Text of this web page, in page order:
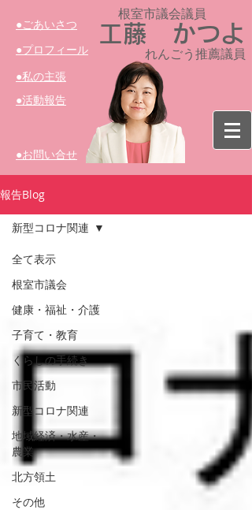
​●ごあいさつ
​●プロフィール
​●活動報告
​●私の主張
​●お問い合せ
工藤 かつよ
根室市議会議員​
れんごう推薦議員
報告Blog
全て表示
根室市議会
健康・福祉・介護
子育て・教育
くらしの手続き
市民活動
新型コロナ関連
地域経済・水産・
農業
北方領土
その他
新型コロナ関連